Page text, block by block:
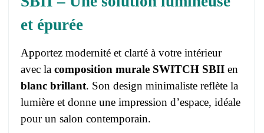
et épurée
Apportez modernité et clarté à votre intérieur
avec la composition murale SWITCH SBII en
blanc brillant. Son design minimaliste reflète la
lumière et donne une impression d’espace, idéale
pour un salon contemporain.